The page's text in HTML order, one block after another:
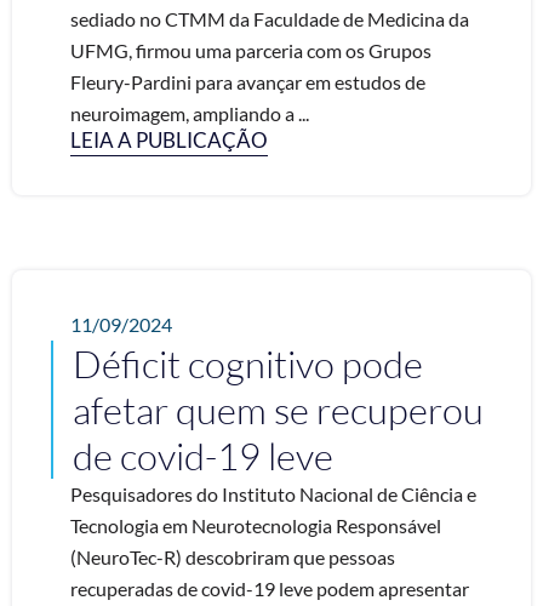
sediado no CTMM da Faculdade de Medicina da
UFMG, firmou uma parceria com os Grupos
Fleury-Pardini para avançar em estudos de
neuroimagem, ampliando a ...
LEIA A PUBLICAÇÃO
11/09/2024
Déficit cognitivo pode
afetar quem se recuperou
de covid-19 leve
Pesquisadores do Instituto Nacional de Ciência e
Tecnologia em Neurotecnologia Responsável
(NeuroTec-R) descobriram que pessoas
recuperadas de covid-19 leve podem apresentar